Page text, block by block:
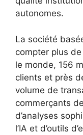
autonomes.
La société
compter plus
le monde, 156
clients et près
volume de
commerçants
d’analyses
l’IA et d’outils